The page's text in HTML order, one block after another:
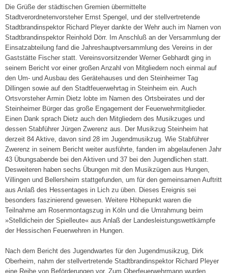
Die Grüße der städtischen Gremien übermittelte
Stadtverordnetenvorsteher Ernst Spengel, und der stellvertretende
Stadtbrandinspektor Richard Pleyer dankte der Wehr auch im Namen von
Stadtbrandinspektor Reinhold Dörr. Im Anschluß an der Versammlung der
Einsatzabteilung fand die Jahreshauptversammlung des Vereins in der
Gaststätte Fischer statt. Vereinsvorsitzender Werner Gebhardt ging in
seinem Bericht vor einer großen Anzahl von Mitgliedern noch einmal auf
den Um- und Ausbau des Gerätehauses und den Steinheimer Tag
Dillingen sowie auf den Stadtfeuerwehrtag in Steinheim ein. Auch
Ortsvorsteher Armin Dietz lobte im Namen des Ortsbeirates und der
Steinheimer Bürger das große Engagement der Feuerwehrmitglieder.
Einen Dank sprach Dietz auch den Mitgliedern des Musikzuges und
dessen Stabführer Jürgen Zwerenz aus. Der Musikzug Steinheim hat
derzeit 84 Aktive, davon sind 28 im Jugendmusikzug. Wie Stabführer
Zwerenz in seinem Bericht weiter ausführte, fanden im abgelaufenen Jahr
43 Übungsabende bei den Aktiven und 37 bei den Jugendlichen statt.
Desweiteren haben sechs Übungen mit den Musikzügen aus Hungen,
Villingen und Bellersheim stattgefunden, um für den gemeinsamen Auftritt
aus Anlaß des Hessentages in Lich zu üben. Dieses Ereignis sei
besonders faszinierend gewesen. Weitere Höhepunkt waren die
Teilnahme am Rosenmontagszug in Köln und die Umrahmung beim
»Stelldichein der Spielleute« aus Anlaß der Landesleistungswettkämpfe
der Hessischen Feuerwehren in Hungen.
Nach dem Bericht des Jugendwartes für den Jugendmusikzug, Dirk
Oberheim, nahm der stellvertretende Stadtbrandinspektor Richard Pleyer
eine Reihe von Beförderungen vor. Zum Oberfeuerwehrmann wurden